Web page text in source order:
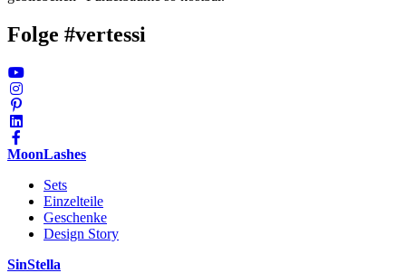
Folge #vertessi
MoonLashes
Sets
Einzelteile
Geschenke
Design Story
SinStella